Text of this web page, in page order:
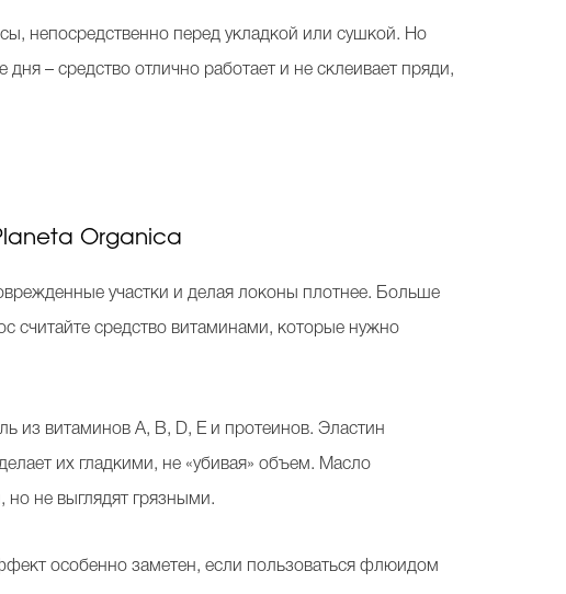
непосредственно перед укладкой или сушкой. Но
– средство отлично работает и не склеивает пряди,
Organica
участки и делая локоны плотнее. Больше
считайте средство витаминами, которые нужно
из витаминов А, B, D, E и протеинов. Эластин
их гладкими, не «убивая» объем. Масло
не выглядят грязными.
особенно заметен, если пользоваться флюидом